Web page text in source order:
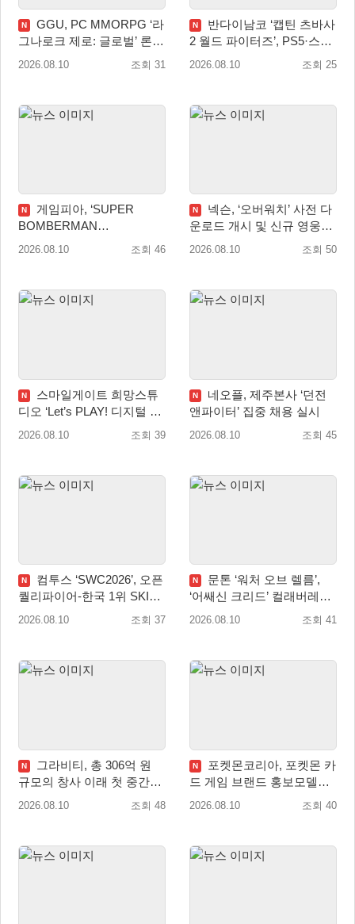
N
GGU, PC MMORPG ‘라
그나로크 제로: 글로벌’ 론칭
전 유저 소통에 주목!
2026.08.10 조회 31
N
반다이남코 ‘캡틴 츠바사
2 월드 파이터즈’, PS5·스위
치 패키지 선주문 실시
2026.08.10 조회 25
N
게임피아, ‘SUPER
BOMBERMAN
COLLECTION’ PS5·스위치
2026.08.10 조회 46
N
넥슨, ‘오버워치’ 사전 다
운로드 개시 및 신규 영웅
‘디몬(D.Mon)’ 공개!
2026.08.10 조회 50
N
스마일게이트 희망스튜
디오 ‘Let’s PLAY! 디지털 창
작 탐험대’ 참여 기관 및 멘
2026.08.10 조회 39
N
네오플, 제주본사 ‘던전
앤파이터’ 집중 채용 실시
2026.08.10 조회 45
N
컴투스 ‘SWC2026’, 오픈
퀄리파이어-한국 1위 SKIT
월드 파이널 진출!
2026.08.10 조회 37
N
문톤 ‘워처 오브 렐름’,
‘어쌔신 크리드’ 컬래버레이
션 8월 20일 실시
2026.08.10 조회 41
N
그라비티, 총 306억 원
규모의 창사 이래 첫 중간배
당 확정
2026.08.10 조회 48
N
포켓몬코리아, 포켓몬 카
드 게임 브랜드 홍보모델로
배우 변우석 선정!
2026.08.10 조회 40